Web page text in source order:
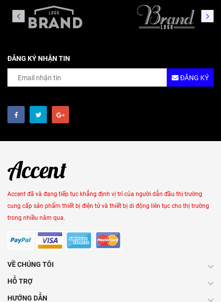
ĐĂNG KÝ NHẬN TIN
ĐĂNG KÝ
Accent đã và đang tiếp tục khẳng định vị trí của người dẫn đầu thị trường
cung cấp sản phẩm thiết bị điện tử và thiết bị di động liên tục cho thị trường
trong nhiều năm qua.
VỀ CHÚNG TÔI
HỖ TRỢ
HƯỚNG DẪN